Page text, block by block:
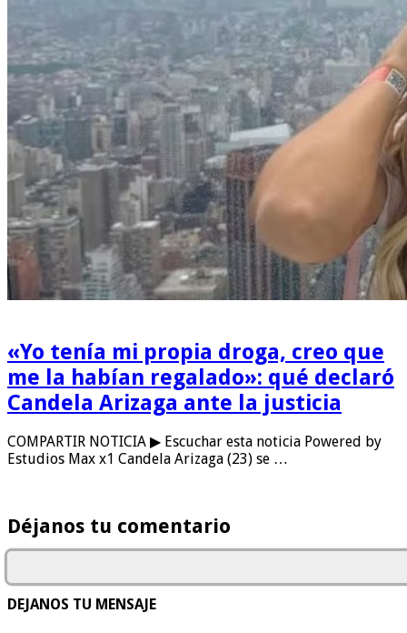
«Yo tenía mi propia droga, creo que
me la habían regalado»: qué declaró
Candela Arizaga ante la justicia
COMPARTIR NOTICIA ▶ Escuchar esta noticia Powered by
Estudios Max x1 Candela Arizaga (23) se …
Déjanos tu comentario
DEJANOS TU MENSAJE